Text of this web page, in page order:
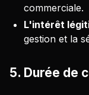
commerciale.
L'intérêt
gestion et la
5. Durée de